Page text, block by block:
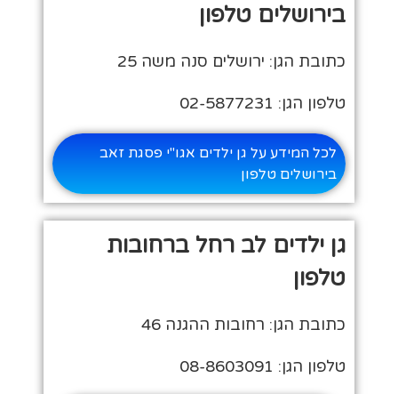
בירושלים טלפון
כתובת הגן: ירושלים סנה משה 25
טלפון הגן: 02-5877231
לכל המידע על גן ילדים אגו"י פסגת זאב
בירושלים טלפון
גן ילדים לב רחל ברחובות
טלפון
כתובת הגן: רחובות ההגנה 46
טלפון הגן: 08-8603091